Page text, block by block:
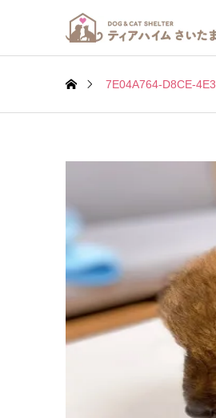
7E04A764-D8CE-